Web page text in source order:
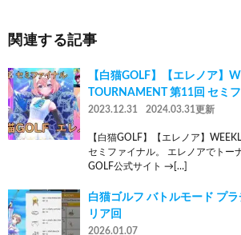
関連する記事
【白猫GOLF】【エレノア】
TOURNAMENT 第11回 セミ
2023.12.31 2024.03.31更新
【白猫GOLF】【エレノア】
セミファイナル。 エレノアでトー
GOLF公式サイト →[…]
白猫ゴルフ バトルモード プ
リア回
2026.01.07